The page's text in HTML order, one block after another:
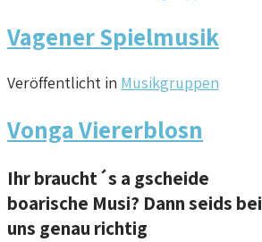
Vagener Spielmusik
Veröffentlicht in Musikgruppen
Vonga Viererblosn
Ihr braucht´s a gscheide
boarische Musi? Dann seids bei
uns genau richtig